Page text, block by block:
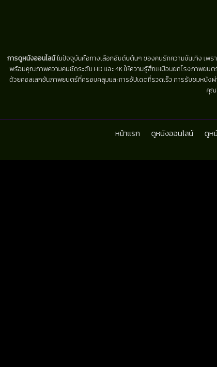
การดูหนังออนไลน์ในปัจจุบันคือทางเลือกอันดับต้นๆ ของคนรักความบันเทิง เพร
พร้อมคุณภาพความคมชัดระดับ HD และ 4K ให้ความรู้สึกเหมือนยกโรงภาพยน
ด้วยคอลเลกชันภาพยนตร์ที่ครอบคลุมและการอัปเดตที่รวดเร็ว การรับชมหนัง
คุณ
หน้าแรก ดูหนังออนไลน์ ดูห